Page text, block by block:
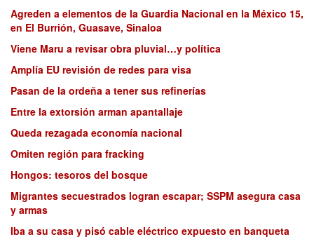
Agreden a elementos de la Guardia Nacional en la México 15,
en El Burrión, Guasave, Sinaloa
Viene Maru a revisar obra pluvial…y política
Amplía EU revisión de redes para visa
Pasan de la ordeña a tener sus refinerías
Entre la extorsión arman apantallaje
Queda rezagada economía nacional
Omiten región para fracking
Hongos: tesoros del bosque
Migrantes secuestrados logran escapar; SSPM asegura casa
y armas
Iba a su casa y pisó cable eléctrico expuesto en banqueta